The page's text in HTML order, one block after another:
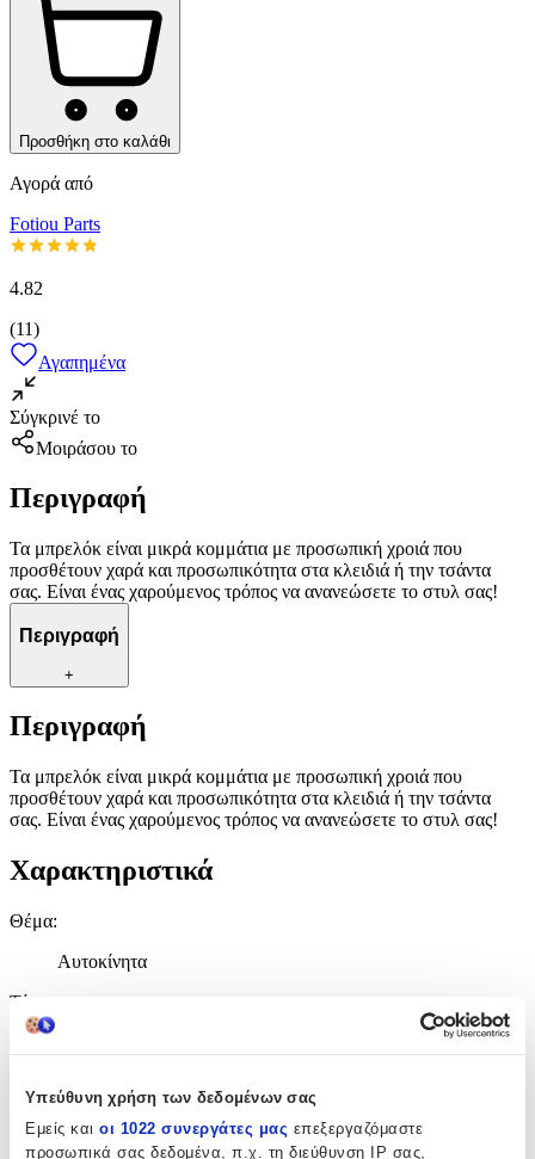
Υπεύθυνη χρήση των δεδομένων σας
Εμείς και οι 1022 συνεργάτες μας επεξεργαζόμαστε
προσωπικά σας δεδομένα, π.χ. τη διεύθυνση IP σας,
Προσθήκη στο καλάθι
Αγορά από
Fotiou Parts
4.82
(11)
Αγαπημένα
Σύγκρινέ το
Μοιράσου το
Περιγραφή
Τα μπρελόκ είναι μικρά κομμάτια με προσωπική χροιά που
προσθέτουν χαρά και προσωπικότητα στα κλειδιά ή την τσάντα
σας. Είναι ένας χαρούμενος τρόπος να ανανεώσετε το στυλ σας!
Περιγραφή
+
Περιγραφή
Τα μπρελόκ είναι μικρά κομμάτια με προσωπική χροιά που
προσθέτουν χαρά και προσωπικότητα στα κλειδιά ή την τσάντα
σας. Είναι ένας χαρούμενος τρόπος να ανανεώσετε το στυλ σας!
Χαρακτηριστικά
Θέμα:
Αυτοκίνητα
Τύπος
Μεταλλικό